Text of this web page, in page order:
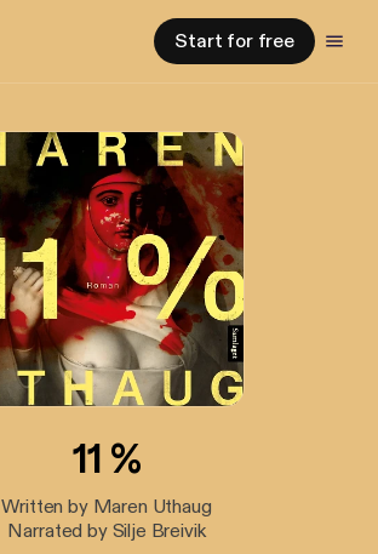
Start for free
11 %
Written by Maren Uthaug
Narrated by Silje Breivik